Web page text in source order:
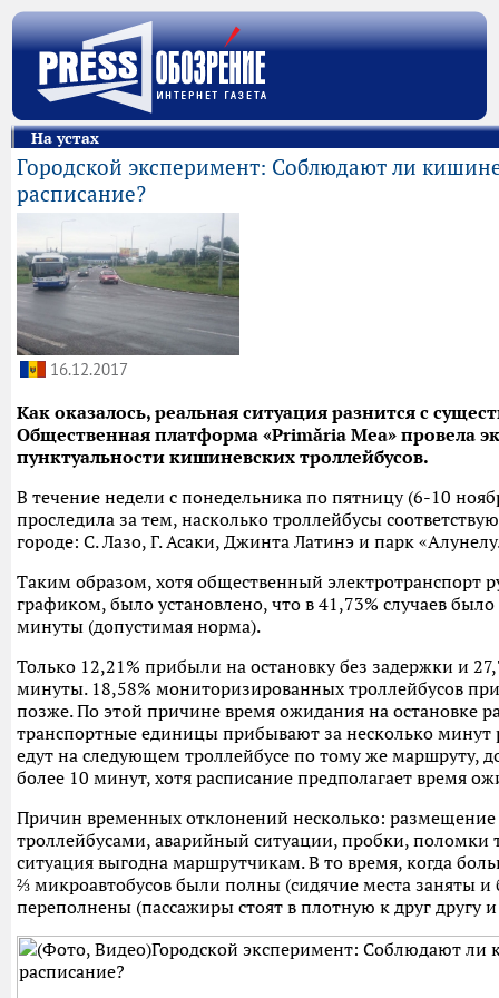
На устах
Городской эксперимент: Соблюдают ли
расписание?
16.12.2017
Как оказалось, реальная ситуация разнится с
Общественная платформа «Primăria Mea» провела
пунктуальности кишиневских троллейбусов.
В течение недели с понедельника по пятницу (6-10
проследила за тем, насколько троллейбусы
городе: С. Лазо, Г. Асаки, Джинта Латинэ и парк
Таким образом, хотя общественный электротранспорт
графиком, было установлено, что в 41,73% случаев
минуты (допустимая норма).
Только 12,21% прибыли на остановку ​​без задержки и
минуты. 18,58% мониторизированных троллейбусов
позже. По этой причине время ожидания на остановке
транспортные единицы прибывают ​​за несколько минут
едут на следующем троллейбусе по тому же маршруту,
более 10 минут, хотя расписание предполагает время
Причин временных отклонений несколько: размещение
троллейбусами, аварийный ситуации, пробки, поломки
ситуация выгодна маршрутчикам. В то время, когда
⅔ микроавтобусов были полны (сидячие места заняты и
переполнены (пассажиры стоят в плотную к друг другу